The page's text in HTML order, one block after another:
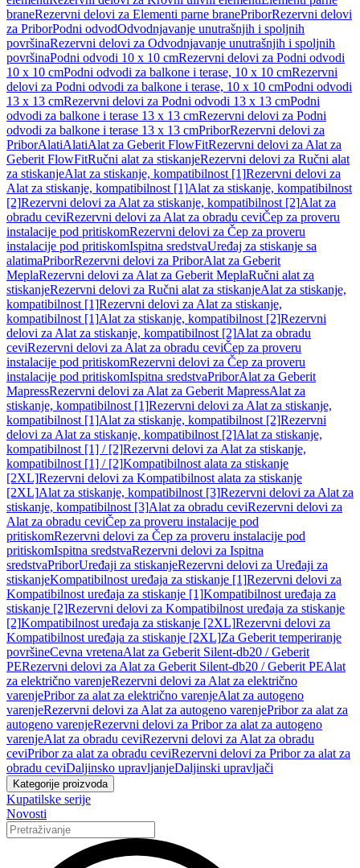
braneRezervni delovi za Elementi parne branePriborRezervni delovi
za PriborPodni odvodOdvodnjavanje unutrašnjih i spoljnih
površinaRezervni delovi za Odvodnjavanje unutrašnjih i spoljnih
površinaPodni odvodi 10 x 10 cmRezervni delovi za Podni odvodi
10 x 10 cmPodni odvodi za balkone i terase, 10 x 10 cmRezervni
delovi za Podni odvodi za balkone i terase, 10 x 10 cmPodni odvodi
13 x 13 cmRezervni delovi za Podni odvodi 13 x 13 cmPodni
odvodi za balkone i terase 13 x 13 cmRezervni delovi za Podni
odvodi za balkone i terase 13 x 13 cmPriborRezervni delovi za
PriborAlatiAlatiAlat za Geberit FlowFitRezervni delovi za Alat za
Geberit FlowFitRučni alat za stiskanjeRezervni delovi za Ručni alat
za stiskanjeAlat za stiskanje, kompatibilnost [1]Rezervni delovi za
Alat za stiskanje, kompatibilnost [1]Alat za stiskanje, kompatibilnost
[2]Rezervni delovi za Alat za stiskanje, kompatibilnost [2]Alat za
obradu ceviRezervni delovi za Alat za obradu ceviČep za proveru
instalacije pod pritiskomRezervni delovi za Čep za proveru
instalacije pod pritiskomIspitna sredstvaUređaj za stiskanje sa
alatimaPriborRezervni delovi za PriborAlat za Geberit
MeplaRezervni delovi za Alat za Geberit MeplaRučni alat za
stiskanjeRezervni delovi za Ručni alat za stiskanjeAlat za stiskanje,
kompatibilnost [1]Rezervni delovi za Alat za stiskanje,
kompatibilnost [1]Alat za stiskanje, kompatibilnost [2]Rezervni
delovi za Alat za stiskanje, kompatibilnost [2]Alat za obradu
ceviRezervni delovi za Alat za obradu ceviČep za proveru
instalacije pod pritiskomRezervni delovi za Čep za proveru
instalacije pod pritiskomIspitna sredstvaPriborAlat za Geberit
MapressRezervni delovi za Alat za Geberit MapressAlat za
stiskanje, kompatibilnost [1]Rezervni delovi za Alat za stiskanje,
kompatibilnost [1]Alat za stiskanje, kompatibilnost [2]Rezervni
delovi za Alat za stiskanje, kompatibilnost [2]Alat za stiskanje,
kompatibilnost [1] / [2]Rezervni delovi za Alat za stiskanje,
kompatibilnost [1] / [2]Kompatibilnost alata za stiskanje
[2XL]Rezervni delovi za Kompatibilnost alata za stiskanje
[2XL]Alat za stiskanje, kompatibilnost [3]Rezervni delovi za Alat za
stiskanje, kompatibilnost [3]Alat za obradu ceviRezervni delovi za
Alat za obradu ceviČep za proveru instalacije pod
pritiskomRezervni delovi za Čep za proveru instalacije pod
pritiskomIspitna sredstvaRezervni delovi za Ispitna
sredstvaPriborUređaji za stiskanjeRezervni delovi za Uređaji za
stiskanjeKompatibilnost uređaja za stiskanje [1]Rezervni delovi za
Kompatibilnost uređaja za stiskanje [1]Kompatibilnost uređaja za
stiskanje [2]Rezervni delovi za Kompatibilnost uređaja za stiskanje
[2]Kompatibilnost uređaja za stiskanje [2XL]Rezervni delovi za
Kompatibilnost uređaja za stiskanje [2XL]Za Geberit temperiranje
površineCevna vretenaAlat za Geberit Silent-db20 / Geberit
PERezervni delovi za Alat za Geberit Silent-db20 / Geberit PEAlat
za električno varenjeRezervni delovi za Alat za električno
varenjePribor za alat za električno varenjeAlat za autogeno
varenjeRezervni delovi za Alat za autogeno varenjePribor za alat za
autogeno varenjeRezervni delovi za Pribor za alat za autogeno
varenjeAlat za obradu ceviRezervni delovi za Alat za obradu
ceviPribor za alat za obradu ceviRezervni delovi za Pribor za alat za
obradu ceviDaljinsko upravljanjeDaljinski upravljači
Kategorije proizvoda
Kupatilske serije
Novosti